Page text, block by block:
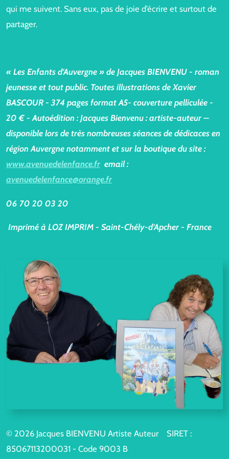
qui me suivent. Sans eux, pas de joie d’écrire et surtout de
partager.
« Les Enfants d’Auvergne » de Jacques BIENVENU - roman
jeunesse et tout public. Toutes illustrations de Xavier
BASCOUR - 374 pages format A5- couverture pelliculée -
20 € - Autoédition : Jacques Bienvenu : artiste-auteur –
disponible lors de très nombreuses séances de dédicaces en
région Auvergne notamment et sur la boutique du site :
www.avenuedelenfance.fr email :
avenuedelenfance@orange.fr
06 70 20 03 20
Imprimé à LOZ IMPRIM - Saint-Chély-d’Apcher - France
© 2026 Jacques BIENVENU Artiste Auteur SIRET :
85067113200031 - Code 9003 B